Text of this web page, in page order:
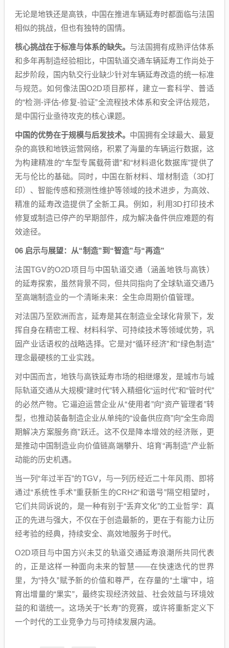
无论是地铁还是高铁，中国在推进车辆延寿时都面临与法国
相似的挑战，但也有独特的国情。
核心挑战在于标准与体系的缺失。 与法国拥有成熟评估体系
和多年再制造经验相比，中国轨道交通车辆延寿工作尚处于
起步阶段，国内轨交行业缺少针对车辆延寿改造的统一标准
与规范。如何像法国O2D项目那样，建立一套科学、普适
的“检测-评估-修复-验证”全流程技术体系和安全评估规范，
是中国行业亟待攻克的核心课题。
中国的优势在于规模与后发技术。 中国拥有全球最大、最复
杂的高铁和地铁运营网络，积累了海量的车辆运行数据，这
为构建精准的“车型专属载荷谱”和“材料退化数据库”提供了
无与伦比的基础。同时，中国在新材料、增材制造（3D打
印）、智能传感和预测性维护等领域的技术进步，为高效、
精准的延寿改造提供了全新工具。例如，利用3D打印技术
修复或制造已停产的早期部件，成为解决备件供应难题的有
效途径。
06 启示与展望：从“制造”到“智造”与“再造”
法国TGV的O2D项目与中国轨道交通（涵盖地铁与高铁）
的延寿探索，虽然背景不同，但共同指向了全球轨道交通乃
至高端制造业的一个清晰未来：全生命周期价值管理。
对法国乃至欧洲而言，延寿是其在制造业全球化背景下，发
挥自身在精密工程、材料科学、可持续技术等领域优势，巩
固产业话语权的战略选择。它是对“循环经济”和“绿色制造”
理念最硬核的工业实践。
对中国而言，地铁与高铁延寿市场的相继爆发，是城市与城
际轨道交通从大规模“建时代”转入精细化“运时代”和“管时代”
的必然产物。它逼迫运营企业从“使用者”向“资产管理者”转
型，也推动装备制造企业从单纯的“设备供应商”向“全生命周
期解决方案服务商”跃迁。这不仅是降本增效的经济账，更
是推动中国制造业向价值链高端攀升、培育“再制造”产业新
动能的历史机遇。
当一列“年过半百”的TGV，与一列历经近二十年风雨、即将
通过“系统性手术”重获新生的CRH2“和谐号”隔空相望时，
它们共同诉说的，是一种有别于“丢弃文化”的工业哲学：真
正的先进与强大，不仅在于创造最新的，更在于有能力让历
经考验的经典，持续安全、高效地服务于时代。
O2D项目与中国方兴未艾的轨道交通延寿浪潮所共同代表
的，正是这样一种面向未来的智慧——在快速迭代的世界
里，为“持久”赋予新的价值和尊严，在存量的“土壤”中，培
育出增量的“果实”，最终实现经济效益、社会效益与环境效
益的和谐统一。这场关于“长寿”的竞赛，或许将重新定义下
一个时代的工业竞争力与可持续发展内涵。